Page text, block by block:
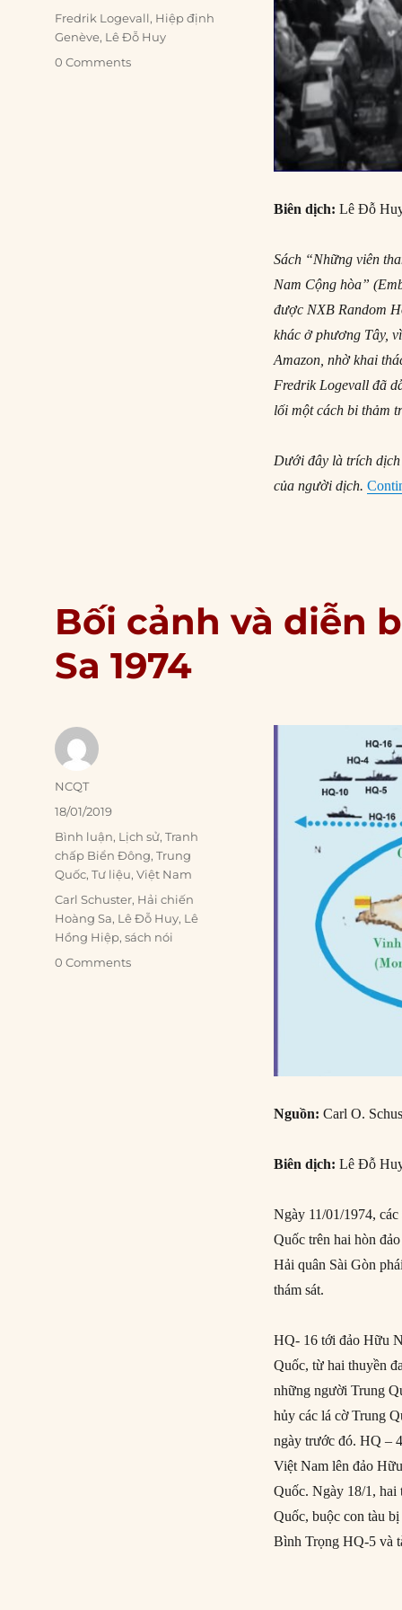
Biên dịch: Lê Đỗ
Sách “Những viên
Nam Cộng hòa”
được NXB Random
khác ở phương Tây,
Amazon, nhờ khai
Fredrik Logevall đã
lối một cách bi thảm
Dưới đây là trích dịch
của người dịch.
Tags
Fredrik Logevall, Hiệp định
Genève, Lê Đỗ Huy
0 Comments
Bối cảnh và diễn
Sa 1974
Nguồn:Carl O.
Biên dịch: Lê Đỗ
Ngày 11/01/1974,
Quốc trên hai hòn
Hải quân Sài Gòn
thám sát.
HQ- 16 tới đảo Hữu
Quốc, từ hai thuyền
những người Trung
hủy các lá cờ Trung
ngày trước đó. HQ –
Việt Nam lên đảo
Quốc. Ngày 18/1, hai
Quốc, buộc con tàu
Bình Trọng HQ-5 và
Author
NCQT
Posted
on
18/01/2019
Categories
Bình luận, Lịch sử,Tranh
chấp Biển Đông,Trung
Quốc,Tư liệu,Việt Nam
Tags
Carl Schuster, Hải chiến
Hoàng Sa, Lê Đỗ Huy, Lê
Hồng Hiệp,sách nói
0 Comments